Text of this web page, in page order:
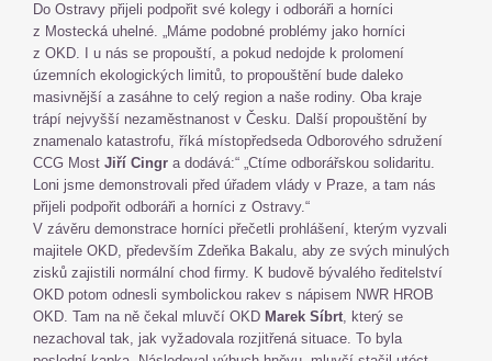
Do Ostravy přijeli podpořit své kolegy i odboráři a horníci
z Mostecká uhelné. „Máme podobné problémy jako horníci
z OKD. I u nás se propouští, a pokud nedojde k prolomení
územních ekologických limitů, to propouštění bude daleko
masivnější a zasáhne to celý region a naše rodiny. Oba kraje
trápí nejvyšší nezaměstnanost v Česku. Další propouštění by
znamenalo katastrofu, říká místopředseda Odborového sdružení
CCG Most Jiří Cingr a dodává:“ „Ctíme odborářskou solidaritu.
Loni jsme demonstrovali před úřadem vlády v Praze, a tam nás
přijeli podpořit odboráři a horníci z Ostravy.“
V závěru demonstrace horníci přečetli prohlášení, kterým vyzvali
majitele OKD, především Zdeňka Bakalu, aby ze svých minulých
zisků zajistili normální chod firmy. K budově bývalého ředitelství
OKD potom odnesli symbolickou rakev s nápisem NWR HROB
OKD. Tam na ně čekal mluvčí OKD Marek Síbrt, který se
nezachoval tak, jak vyžadovala rozjitřená situace. To byla